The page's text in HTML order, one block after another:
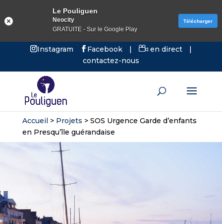
Instagram Facebook | en direct
|
contactez-nous
Accueil> Projets > SOS Urgence Garde d’enfants
en Presqu’île guérandaise
Le Pouliguen
Neocity
GRATUITE - Sur le Google Play
Télécharger